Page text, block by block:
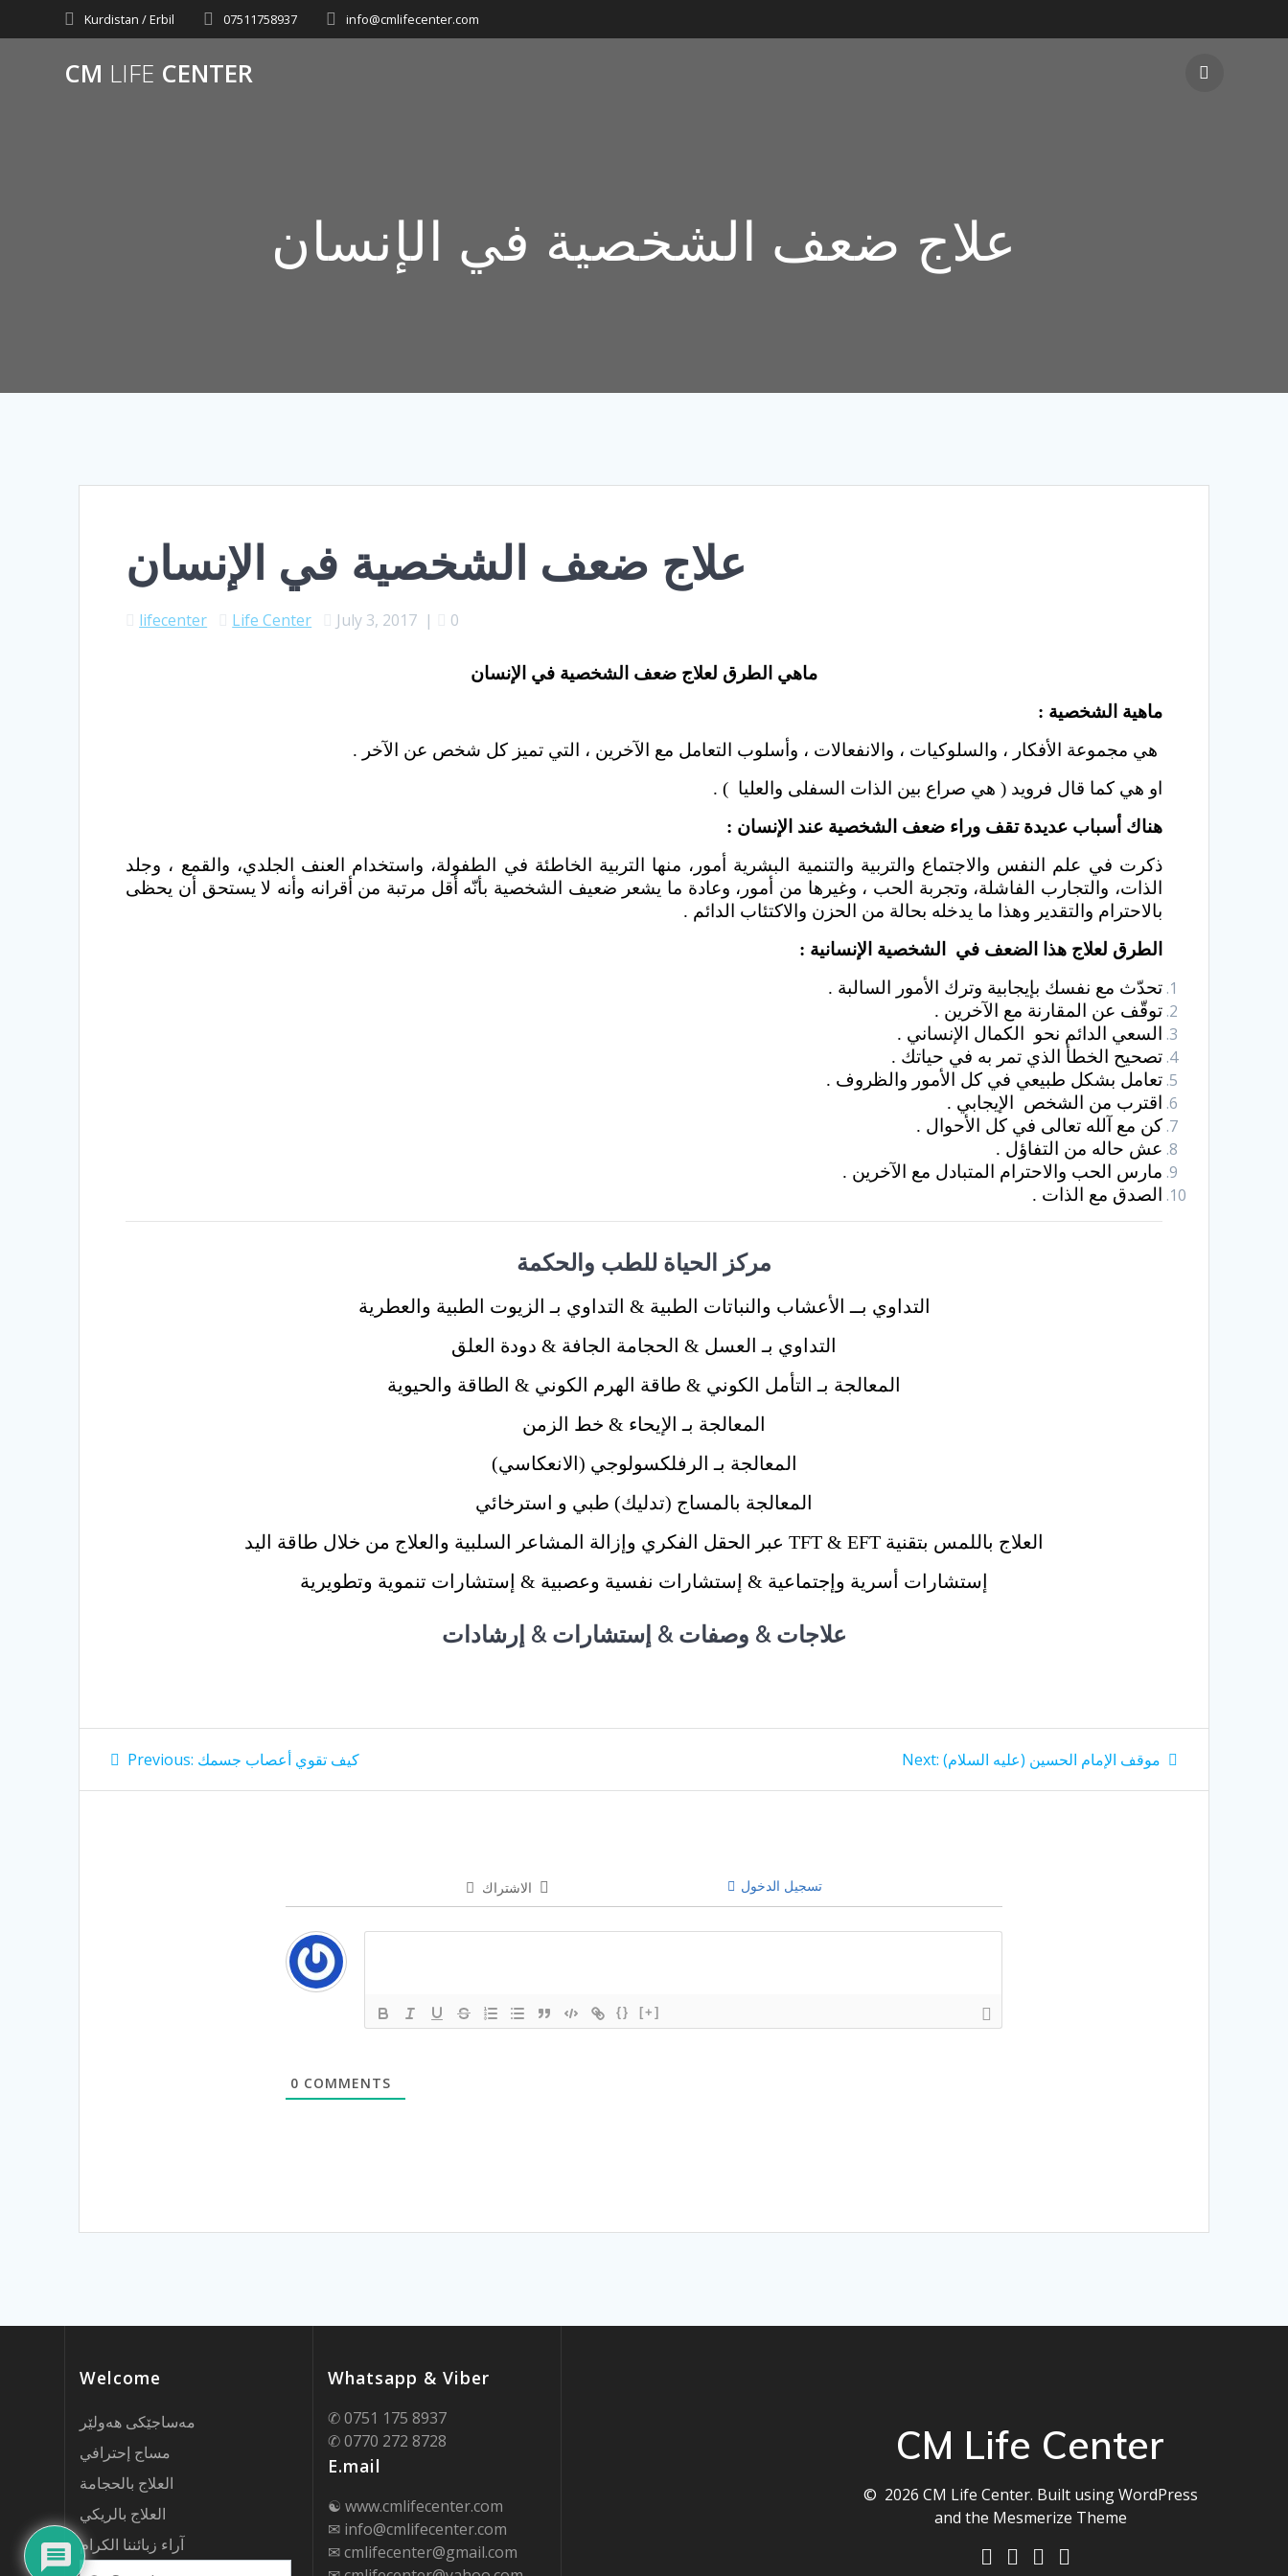
to
Kurdistan / Erbil 07511758937 info@cmlifecenter.com
CM LIFE CENTER
علاج ضعف الشخصية في الإنسان
علاج ضعف الشخصية في الإنسان
lifecenter Life Center July 3, 2017 | 0
ماهي الطرق لعلاج ضعف الشخصية في الإنسان
ماهية الشخصية :
هي مجموعة الأفكار ، والسلوكيات ، والانفعالات ، وأسلوب التعامل مع الآخرين ، التي تميز كل شخص عن الآخر .
او هي كما قال فرويد ( هي صراع بين الذات السفلى والعليا ) .
هناك أسباب عديدة تقف وراء ضعف الشخصية عند الإنسان :
ذكرت في علم النفس والاجتماع والتربية والتنمية البشرية أمور، منها التربية الخاطئة في الطفولة، واستخدام العنف الجلدي، والقمع ، وجلد
الذات، والتجارب الفاشلة، وتجربة الحب ، وغيرها من أمور، وعادة ما يشعر ضعيف الشخصية بأنّه أقل مرتبة من أقرانه وأنه لا يستحق أن يحظى
بالاحترام والتقدير وهذا ما يدخله بحالة من الحزن والاكتئاب الدائم .
الطرق لعلاج هذا الضعف في الشخصية الإنسانية :
تحدّث مع نفسك بإيجابية وترك الأمور السالبة .
توقّف عن المقارنة مع الآخرين .
السعي الدائم نحو الكمال الإنساني .
تصحيح الخطأ الذي تمر به في حياتك .
تعامل بشكل طبيعي في كل الأمور والظروف .
اقترب من الشخص الإيجابي .
كن مع آلله تعالى في كل الأحوال .
عش حاله من التفاؤل .
مارس الحب والاحترام المتبادل مع الآخرين .
الصدق مع الذات .
مركز الحياة للطب والحكمة
التداوي بــ الأعشاب والنباتات الطبية & التداوي بـ الزيوت الطبية والعطرية
التداوي بـ العسل & الحجامة الجافة & دودة العلق
المعالجة بـ التأمل الكوني & طاقة الهرم الكوني & الطاقة والحيوية
المعالجة بـ الإيحاء & خط الزمن
المعالجة بـ الرفلكسولوجي (الانعكاسي)
المعالجة بالمساج (تدليك) طبي و استرخائي
العلاج باللمس بتقنية TFT & EFT عبر الحقل الفكري وإزالة المشاعر السلبية والعلاج من خلال طاقة اليد
إستشارات أسرية وإجتماعية & إستشارات نفسية وعصبية & إستشارات تنموية وتطويرية
علاجات & وصفات & إستشارات & إرشادات
Post
navigation
Previous: Previous
كيف تقوي أعصاب جسمك Next: Next
موقف الإمام الحسين (عليه السلام)
الاشتراك تسجيل الدخول
{} [+]
0 COMMENTS
Welcome
مەساجێکی هەولێر
مساج إحترافي
العلاج بالحجامة
العلاج بالريكي
آراء زبائننا الكرام
Search
Whatsapp & Viber
✆ 0751 175 8937
✆ 0770 272 8728
E.mail
☯ www.cmlifecenter.com
✉ info@cmlifecenter.com
✉ cmlifecenter@gmail.com
CM Life Center
© 2026 CM Life Center. Built using WordPress
and the Mesmerize Theme